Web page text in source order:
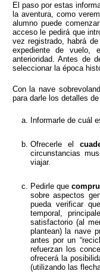
El paso por estas
la aventura, como
alumno puede
acceso le pedirá que
vez registrado, habrá
expediente de vuelo,
anterioridad. Antes de
seleccionar la época
Con la nave
para darle los detalles
Informarle de cuál
Ofrecerle el
circunstancias
viajar.
Pedirle que
sobre aspectos
pueda verificar
temporal,
satisfactorio (al
plantean) la nave
antes por un
refuerzan los
ofrecerá la
(utilizando las